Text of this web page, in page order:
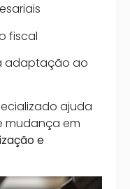
fiscal
adaptação ao
ajuda
mudança em
e